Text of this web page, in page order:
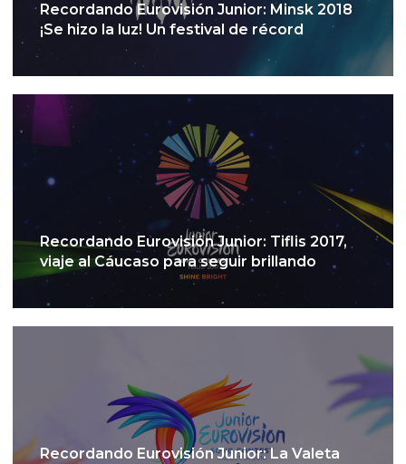
Recordando Eurovisión Junior: Minsk 2018
¡Se hizo la luz! Un festival de récord
Recordando Eurovisión Junior: Tiflis 2017,
viaje al Cáucaso para seguir brillando
Recordando Eurovisión Junior: La Valeta